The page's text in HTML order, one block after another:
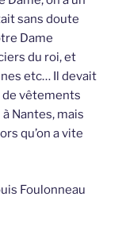
sans doute
Dame
du roi, et
etc… Il devait
de vêtements
Nantes, mais
qu’on a vite
Foulonneau